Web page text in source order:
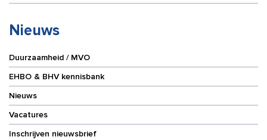
Nieuws
Duurzaamheid / MVO
EHBO & BHV kennisbank
Nieuws
Vacatures
Inschrijven nieuwsbrief